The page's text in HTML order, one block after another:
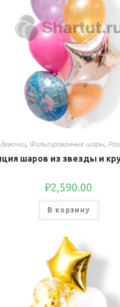
, Фольгированные шары,
шаров из звезды и
₽2,590.00
В корзину